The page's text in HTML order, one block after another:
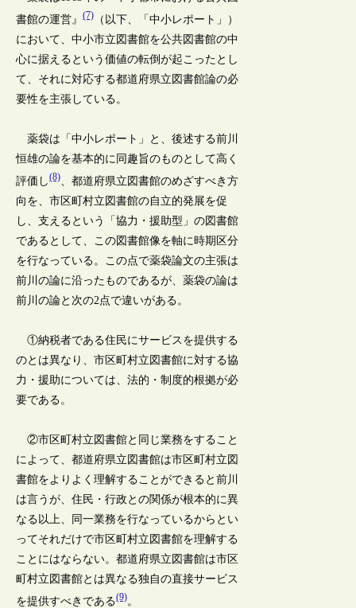
書館の運営』(7)（以下、「中小レポート」）
において、中小市立図書館を公共図書館の中
心に据えるという価値の転倒が起こったとし
て、それに対応する都道府県立図書館論の必
要性を主張している。
薬袋は「中小レポート」と、後述する前川
恒雄の論を基本的に同趣旨のものとして高く
評価し(8)、都道府県立図書館のめざすべき方
向を、市区町村立図書館の自立的発展を促
し、支えるという「協力・援助型」の図書館
であるとして、この図書館像を軸に時期区分
を行なっている。この点で薬袋論文の主張は
前川の論に沿ったものであるが、薬袋の論は
前川の論と次の2点で違いがある。
①納税者である住民にサービスを提供する
のとは異なり、市区町村立図書館に対する協
力・援助については、法的・制度的根拠が必
要である。
②市区町村立図書館と同じ業務をすること
によって、都道府県立図書館は市区町村立図
書館をよりよく理解することができると前川
は言うが、住民・行政との関係が根本的に異
なる以上、同一業務を行なっているからとい
ってそれだけで市区町村立図書館を理解する
ことにはならない。都道府県立図書館は市区
町村立図書館とは異なる独自の直接サービス
を提供すべきである(9)。